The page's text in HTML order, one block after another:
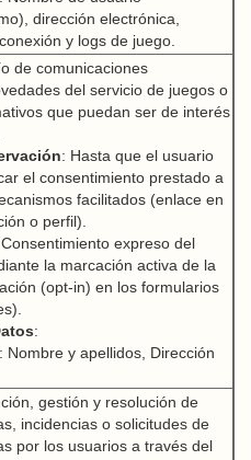
dirección electrónica,
y logs de juego.
de comunicaciones
del servicio de juegos o
que puedan ser de interés
: Hasta que el usuario
el consentimiento prestado a
facilitados (enlace en
o perfil).
expreso del
la marcación activa de la
(opt-in) en los formularios
:
: Nombre y apellidos, Dirección
gestión y resolución de
incidencias o solicitudes de
por los usuarios a través del